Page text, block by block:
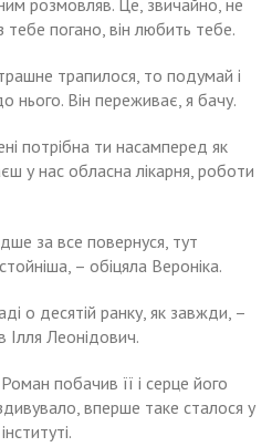
розмовляв. Це, звичайно, не
погано, він любить тебе.
трапилося, то подумай і
нього. Він переживає, я бачу.
потрібна ти насамперед як
у нас обласна лікарня, роботи
за все повернуся, тут
– обіцяла Вероніка.
о десятій ранку, як завжди, –
Ілля Леонідович.
побачив її і серце його
вперше таке сталося у